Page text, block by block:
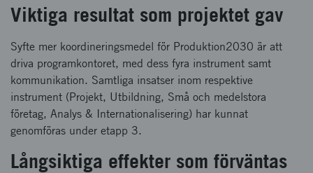
Viktiga resultat som projektet gav
Syfte mer koordineringsmedel för Produktion2030 är att
driva programkontoret, med dess fyra instrument samt
kommunikation. Samtliga insatser inom respektive
instrument (Projekt, Utbildning, Små och medelstora
företag, Analys & Internationalisering) har kunnat
genomföras under etapp 3.
Långsiktiga effekter som förväntas